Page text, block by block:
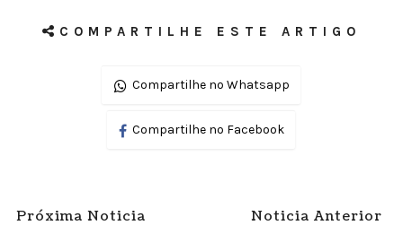
COMPARTILHE ESTE ARTIGO
Compartilhe no Whatsapp
Compartilhe no Facebook
Próxima Noticia Noticia Anterior